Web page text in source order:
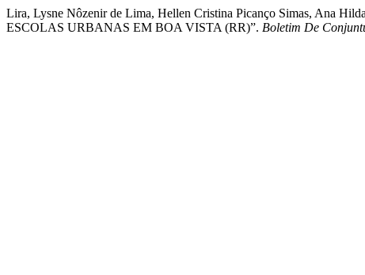
Lira, Lysne Nôzenir de Lima, Hellen Cristina Picanço Simas, Ana
ESCOLAS URBANAS EM BOA VISTA (RR)”. Boletim De